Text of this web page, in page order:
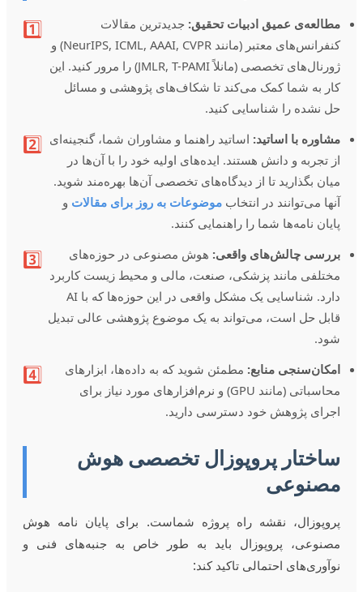
1️⃣ مطالعه‌ی عمیق ادبیات تحقیق: جدیدترین مقالات
کنفرانس‌های معتبر (مانند NeurIPS, ICML, AAAI, CVPR) و
ژورنال‌های تخصصی (مانلاً JMLR, T-PAMI) را مرور کنید. این
کار به شما کمک می‌کند تا شکاف‌های پژوهشی و مسائل
حل نشده را شناسایی کنید.
2️⃣ مشاوره با اساتید: اساتید راهنما و مشاوران شما، گنجینه‌ای
از تجربه و دانش هستند. ایده‌های اولیه خود را با آن‌ها در
میان بگذارید تا از دیدگاه‌های تخصصی آن‌ها بهره‌مند شوید.
آنها می‌توانند در انتخاب موضوعات به روز برای مقالات و
پایان نامه‌ها شما را راهنمایی کنند.
3️⃣ بررسی چالش‌های واقعی: هوش مصنوعی در حوزه‌های
مختلفی مانند پزشکی، صنعت، مالی و محیط زیست کاربرد
دارد. شناسایی یک مشکل واقعی در این حوزه‌ها که با AI
قابل حل است، می‌تواند به یک موضوع پژوهشی عالی تبدیل
شود.
4️⃣ امکان‌سنجی منابع: مطمئن شوید که به داده‌ها، ابزارهای
محاسباتی (مانند GPU) و نرم‌افزارهای مورد نیاز برای
اجرای پژوهش خود دسترسی دارید.
ساختار پروپوزال تخصصی هوش
مصنوعی
پروپوزال، نقشه راه پروژه شماست. برای پایان نامه هوش
مصنوعی، پروپوزال باید به طور خاص به جنبه‌های فنی و
نوآوری‌های احتمالی تاکید کند: